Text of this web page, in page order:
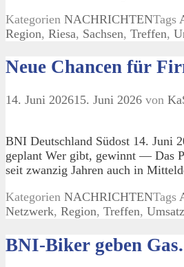
Kategorien NACHRICHTENTags
Region, Riesa, Sachsen, Treffen,
Neue Chancen für
14. Juni 202615. Juni 2026 von
BNI Deutschland Südost 14. Juni
geplant Wer gibt, gewinnt — Das
seit zwanzig Jahren auch in
Kategorien NACHRICHTENTags
Netzwerk, Region, Treffen, Umsatz
BNI-Biker geben